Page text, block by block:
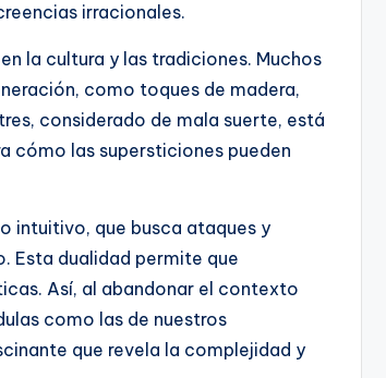
irracionales.
la cultura y las tradiciones. Muchos
como toques de madera,
considerado de mala suerte, está
cómo las supersticiones pueden
intuitivo, que busca ataques y
Esta dualidad permite que
Así, al abandonar el contexto
como las de nuestros
que revela la complejidad y